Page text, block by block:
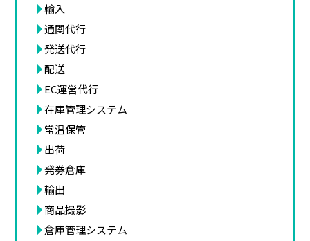
輸入
通関代行
発送代行
配送
EC運営代行
在庫管理システム
常温保管
出荷
発券倉庫
輸出
商品撮影
倉庫管理システム